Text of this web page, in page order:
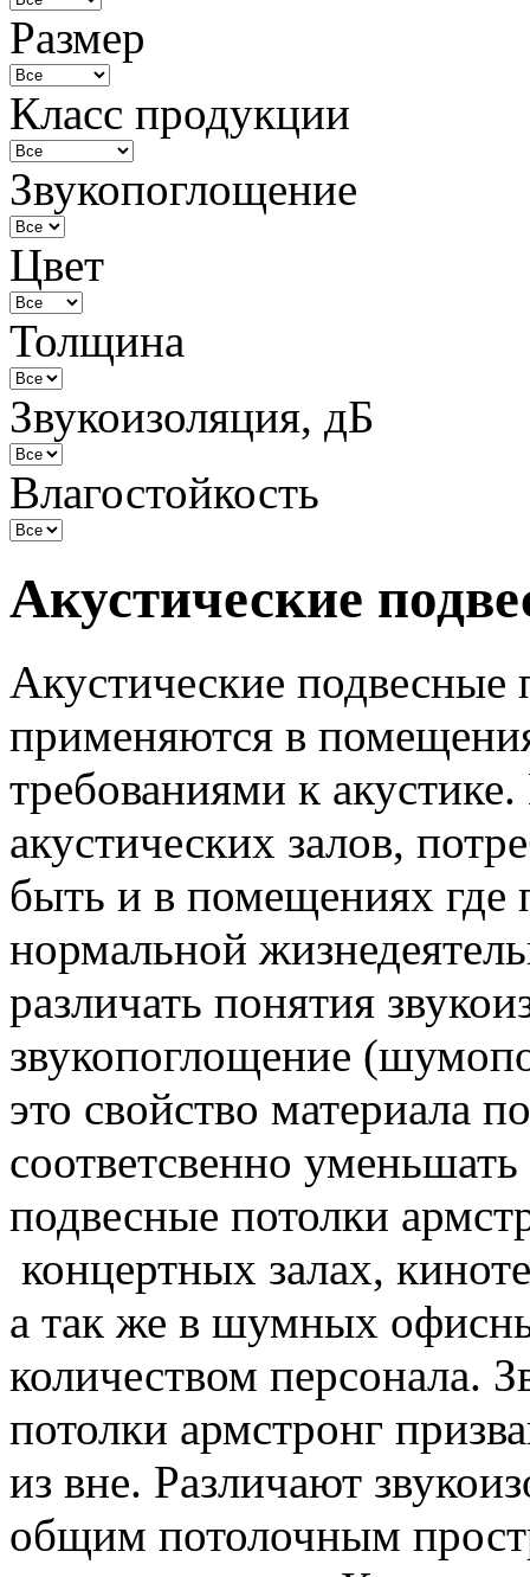
Размер
Класс продукции
Звукопоглощение
Цвет
Толщина
Звукоизоляция, дБ
Влагостойкость
Акустические
Акустические подвесные
применяются в
требованиями к
акустических залов,
быть и в помещениях где
нормальной
различать понятия
звукопоглощение
это свойство материала
соответсвенно
подвесные потолки
концертных залах,
а так же в шумных
количеством персонала.
потолки армстронг
из вне. Различают
общим потолочным